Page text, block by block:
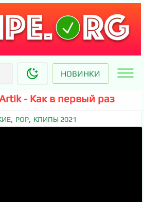
НОВИНКИ
- Как в первый раз
, POP, КЛИПЫ 2021